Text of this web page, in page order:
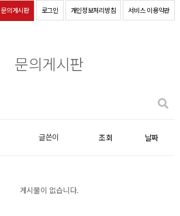
문의게시판 로그인 개인정보처리방침 서비스 이용약관
문의게시판
글쓴이 조회 날짜
게시물이 없습니다.